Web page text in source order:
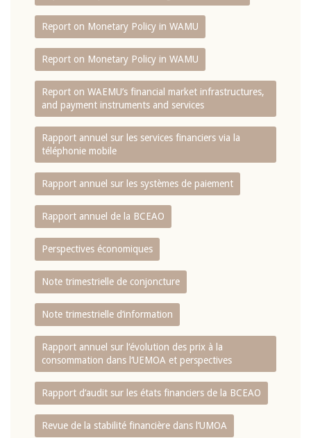
Report on Monetary Policy in WAMU
Report on Monetary Policy in WAMU
Report on WAEMU’s financial market infrastructures,
and payment instruments and services
Rapport annuel sur les services financiers via la
téléphonie mobile
Rapport annuel sur les systèmes de paiement
Rapport annuel de la BCEAO
Perspectives économiques
Note trimestrielle de conjoncture
Note trimestrielle d‘information
Rapport annuel sur l‘évolution des prix à la
consommation dans l‘UEMOA et perspectives
Rapport d‘audit sur les états financiers de la BCEAO
Revue de la stabilité financière dans l‘UMOA